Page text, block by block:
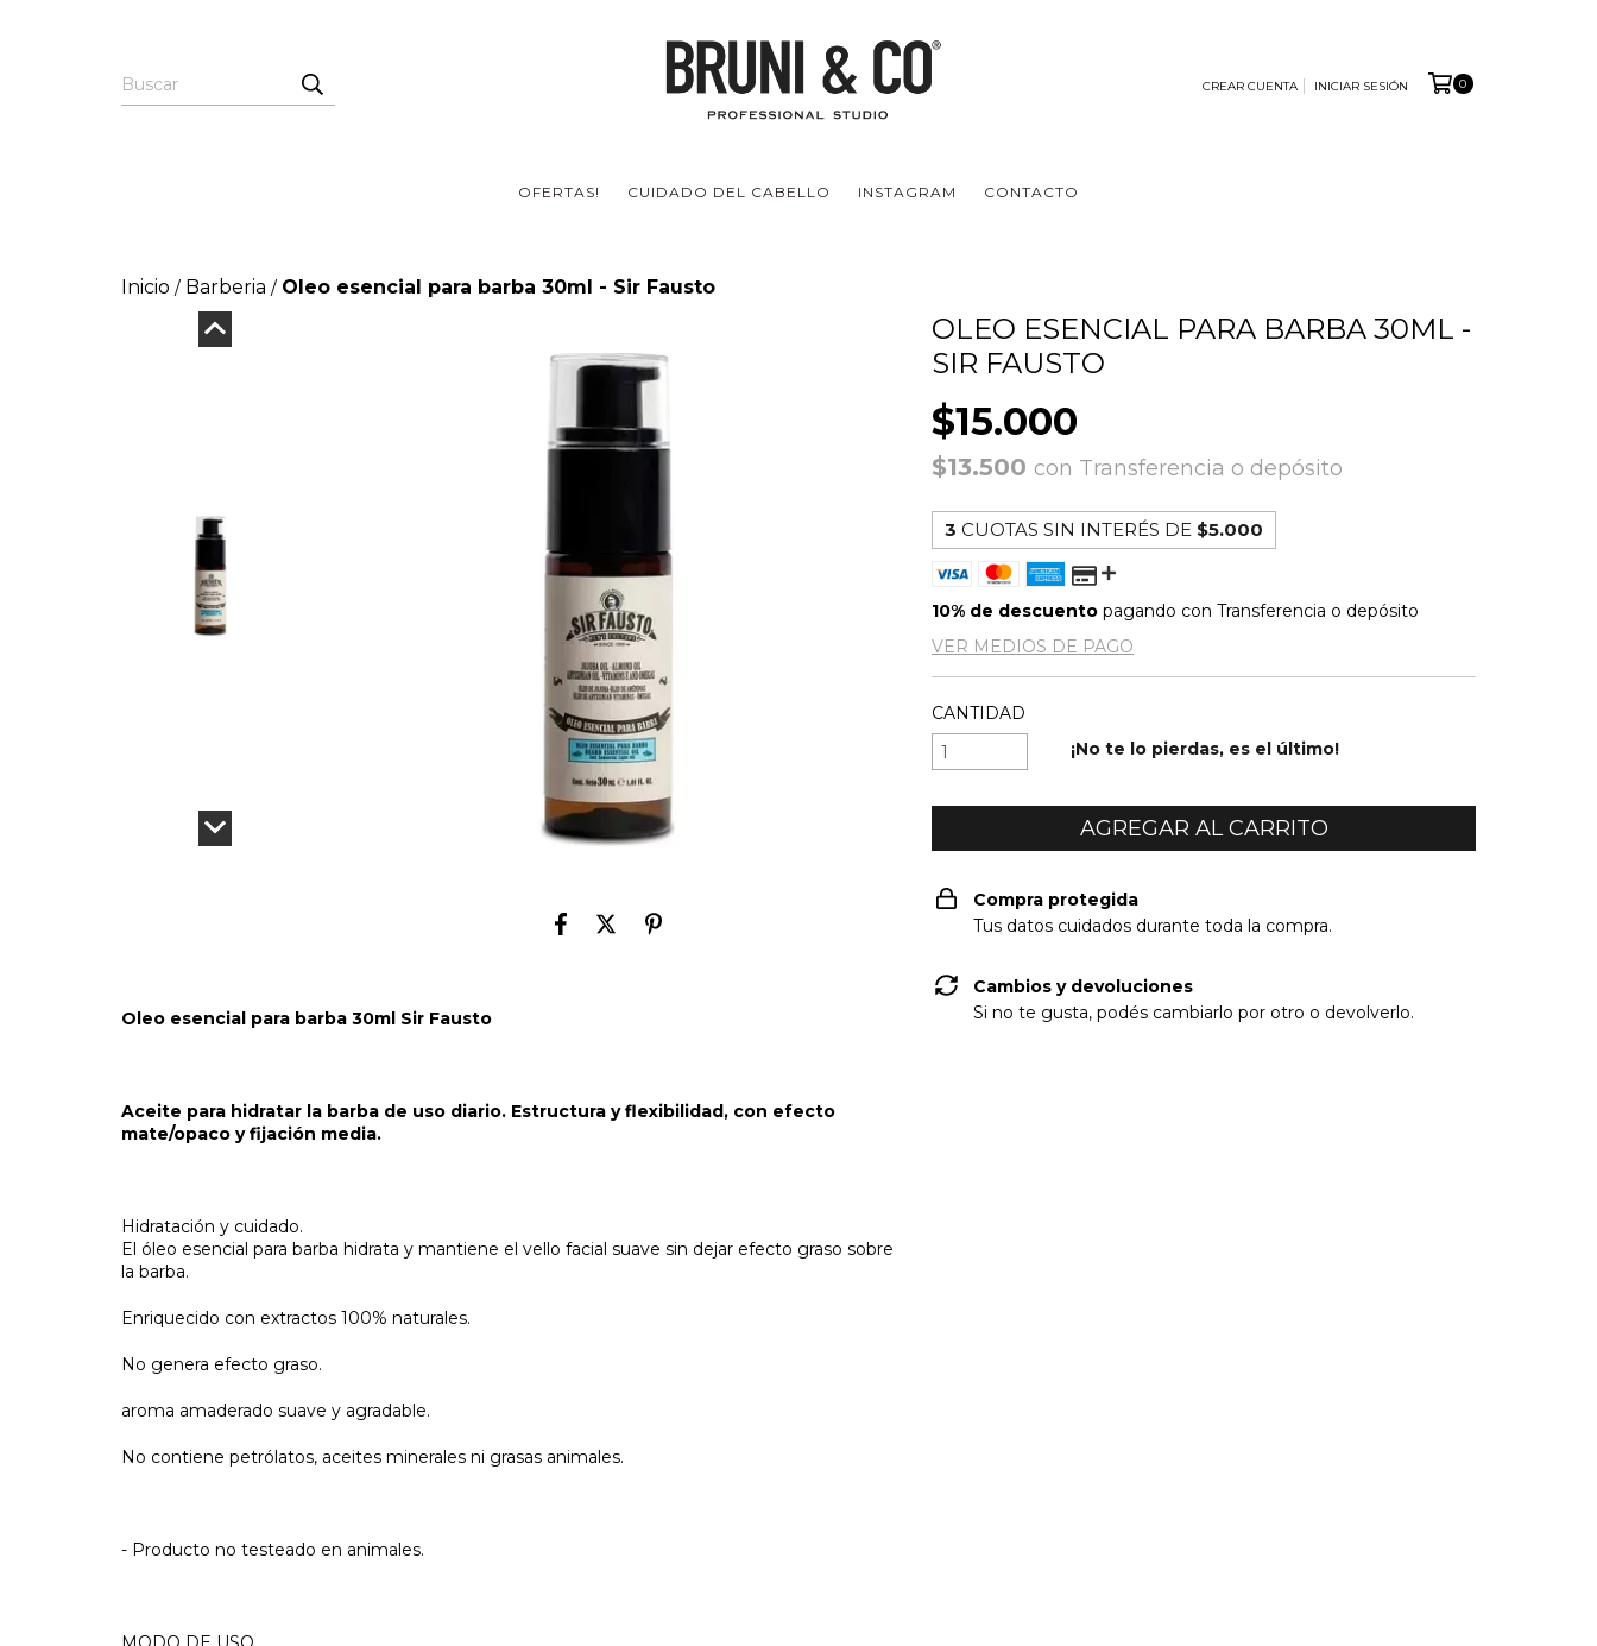
CREAR CUENTA INICIAR SESIÓN 0
OFERTAS! CUIDADO DEL CABELLO INSTAGRAM CONTACTO
Inicio / Barberia / Oleo esencial para barba 30ml - Sir Fausto
Oleo esencial para barba 30ml Sir Fausto
Aceite para hidratar la barba de uso diario. Estructura y flexibilidad, con efecto
mate/opaco y fijación media.
Hidratación y cuidado.
El óleo esencial para barba hidrata y mantiene el vello facial suave sin dejar efecto graso sobre
la barba.
Enriquecido con extractos 100% naturales.
No genera efecto graso.
aroma amaderado suave y agradable.
No contiene petrólatos, aceites minerales ni grasas animales.
- Producto no testeado en animales.
OLEO ESENCIAL PARA BARBA 30ML -
SIR FAUSTO
$15.000
$13.500 con Transferencia o depósito
3 CUOTAS SIN INTERÉS DE $5.000
10% de descuento pagando con Transferencia o depósito
VER MEDIOS DE PAGO
CANTIDAD
¡No te lo pierdas, es el último!
Compra protegida
Tus datos cuidados durante toda la compra.
Cambios y devoluciones
Si no te gusta, podés cambiarlo por otro o devolverlo.